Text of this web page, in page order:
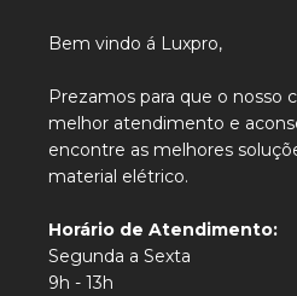
Bem vindo á Luxpro,
Prezamos para que o nosso
melhor atendimento e
encontre as melhores
material elétrico.
Horário de Atendimento:
Segunda a Sexta
9h - 13h